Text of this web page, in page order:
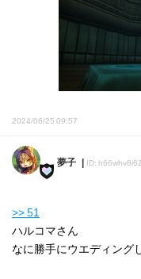
2024/06/25 09:57
夢子 ID:
>> 51
ハルコマさん
なに勝手にウエディング